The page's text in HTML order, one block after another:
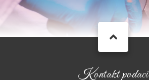
Kontakt podaci